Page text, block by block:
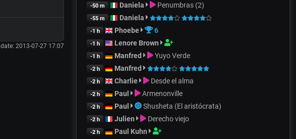
2013-07-27 17:07
-50 m Daniela Penumbras (2)
-55 m Daniela
-1 h Phoebe 6
-1 h Lenore Brown
-1 h Manfred Yuyo Verde
-2 h Manfred
-2 h Charlie Desde el alma
-2 h Paul Armenonville
-2 h Paul Shusheta (El aristócrata)
-2 h Julien Derecho viejo
-2 h Paul Kuhn